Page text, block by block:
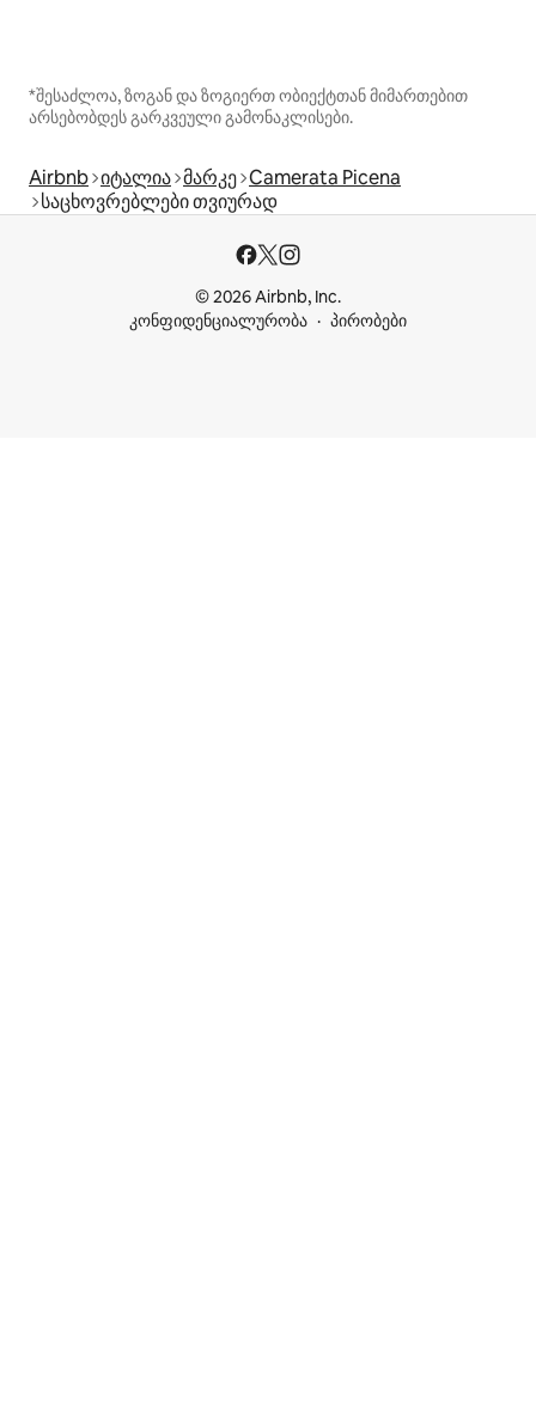
*შესაძლოა, ზოგან და ზოგიერთ ობიექტთან მიმართებით
არსებობდეს გარკვეული გამონაკლისები.
Airbnb იტალია მარკე Camerata Picena
საცხოვრებლები თვიურად
© 2026 Airbnb, Inc.
კონფიდენციალურობა
პირობები